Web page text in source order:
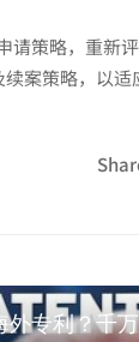
请策略，重新
案策略，以适
外专利？千